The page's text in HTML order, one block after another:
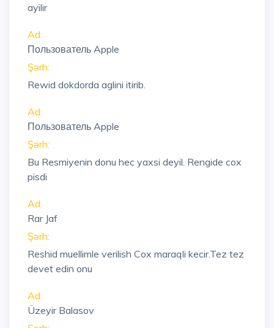
ayilir
Ad:
Пользователь Apple
Şərh:
Rewid dokdorda aglini itirib.
Ad:
Пользователь Apple
Şərh:
Bu Resmiyenin donu hec yaxsi deyil. Rengide cox
pisdi
Ad:
Rar Jaf
Şərh:
Reshid muellimle verilish Cox maraqli kecir.Tez tez
devet edin onu
Ad:
Üzeyir Balasov